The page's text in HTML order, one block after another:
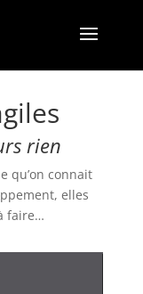
rien
qu’on connait
elles
faire…